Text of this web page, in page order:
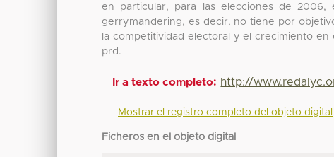
en particular, para las elecciones de
gerrymandering, es decir, no tiene por
la competitividad electoral y el crecimiento
prd.
Ir a texto completo: http://
Mostrar el registro completo del objeto digital
Ficheros en el objeto digital